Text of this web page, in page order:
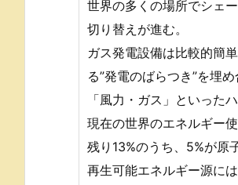
世界の多くの場所でシェ
切り替えが進む。
ガス発電設備は比較的簡
る”発電のばらつき”を埋
「風力・ガス」といった
現在の世界のエネルギー
残り13%のうち、5%が原
再生可能エネルギー源に